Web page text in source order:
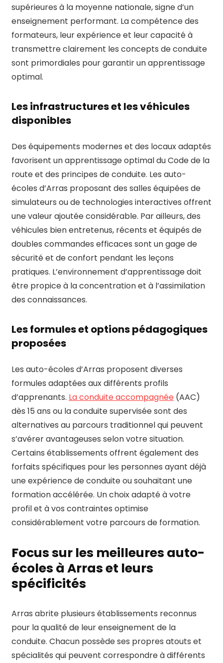
supérieures à la moyenne nationale, signe d’un
enseignement performant. La compétence des
formateurs, leur expérience et leur capacité à
transmettre clairement les concepts de conduite
sont primordiales pour garantir un apprentissage
optimal.
Les infrastructures et les véhicules
disponibles
Des équipements modernes et des locaux adaptés
favorisent un apprentissage optimal du Code de la
route et des principes de conduite. Les auto-
écoles d’Arras proposant des salles équipées de
simulateurs ou de technologies interactives offrent
une valeur ajoutée considérable. Par ailleurs, des
véhicules bien entretenus, récents et équipés de
doubles commandes efficaces sont un gage de
sécurité et de confort pendant les leçons
pratiques. L’environnement d’apprentissage doit
être propice à la concentration et à l’assimilation
des connaissances.
Les formules et options pédagogiques
proposées
Les auto-écoles d’Arras proposent diverses
formules adaptées aux différents profils
d’apprenants. La conduite accompagnée (AAC)
dès 15 ans ou la conduite supervisée sont des
alternatives au parcours traditionnel qui peuvent
s’avérer avantageuses selon votre situation.
Certains établissements offrent également des
forfaits spécifiques pour les personnes ayant déjà
une expérience de conduite ou souhaitant une
formation accélérée. Un choix adapté à votre
profil et à vos contraintes optimise
considérablement votre parcours de formation.
Focus sur les meilleures auto-
écoles à Arras et leurs
spécificités
Arras abrite plusieurs établissements reconnus
pour la qualité de leur enseignement de la
conduite. Chacun possède ses propres atouts et
spécialités qui peuvent correspondre à différents